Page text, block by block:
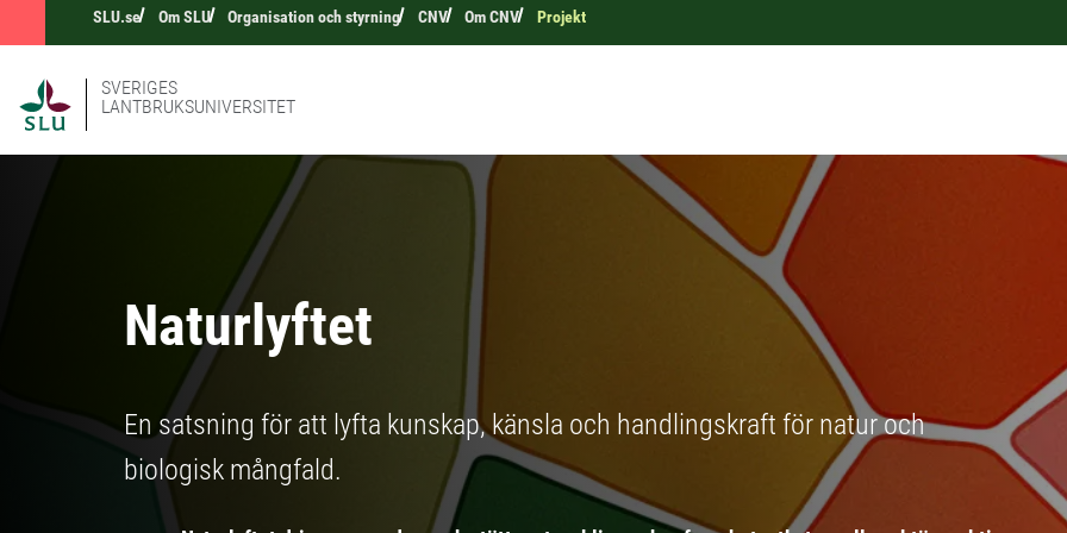
SLU.se Om SLU Organisation och styrning CNV Om CNV Projekt
SVERIGES
LANTBRUKSUNIVERSITET
Naturlyftet
En satsning för att lyfta kunskap, känsla och handlingskraft för natur och
biologisk mångfald.